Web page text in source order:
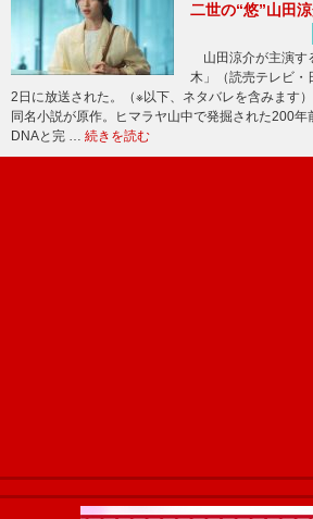
二世の“悠”山田涼
山田涼介が主演す
木」（読売テレビ・
2日に放送された。（※以下、ネタバレを含みま
同名小説が原作。ヒマラヤ山中で発掘された200
DNAと完 … 続きを読む